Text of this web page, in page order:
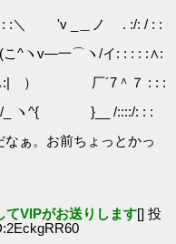
ノ . :/: / : :
⌒ヽ/イ: : : : :∧:
＾７ : : :
/::::/: : :
ぁ。お前ちょっとかっ
てVIPがお送りします[] 投